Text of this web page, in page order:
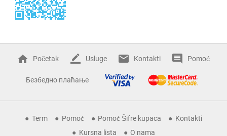
Početak Usluge Kontakti Pomoć
Безбедно плаћање
Term Pomoć Pomoć Šifre kupaca
Kontakti
Kursna lista
O nama